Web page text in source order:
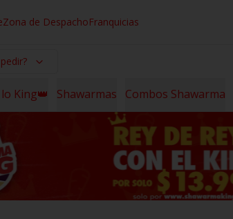
Zona de DespachoFranquicias
King👑 Shawarmas Combos Shawarma